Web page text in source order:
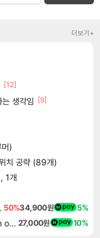
더보기+
[12]
생각임 [9]
)
치 공략 (89개)
1개
Deluxe Edition 50%34,900원 5%
스타더스트 별과 마녀 STARDUST Wish of Witch 27,000원 10%